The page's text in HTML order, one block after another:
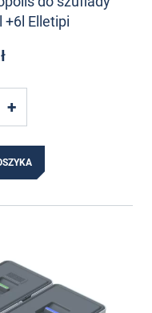
+6l Elletipi